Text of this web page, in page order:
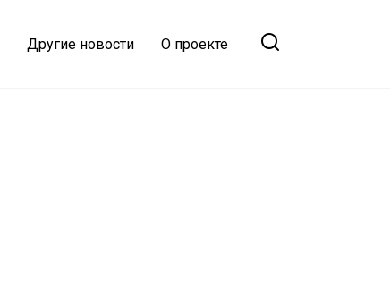
Другие новости О проекте